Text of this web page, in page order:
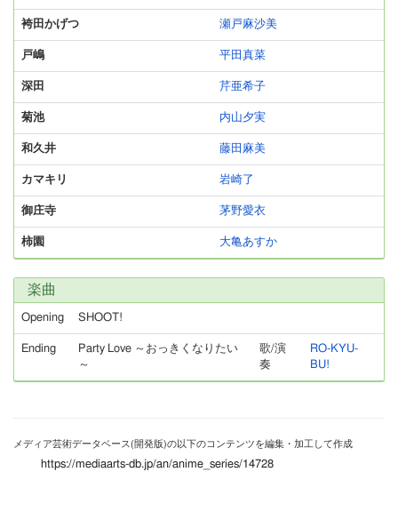
袴田かげつ 瀬戸麻沙美
戸嶋 平田真菜
深田 芹亜希子
菊池 内山夕実
和久井 藤田麻美
カマキリ 岩崎了
御庄寺 茅野愛衣
柿園 大亀あすか
楽曲
Opening SHOOT!
Ending
Party Love ～おっきくなりたい
～
歌/演
奏
RO-KYU-
BU!
メディア芸術データベース(開発版)の以下のコンテンツを編集・加工して作成
https://mediaarts-db.jp/an/anime_series/14728